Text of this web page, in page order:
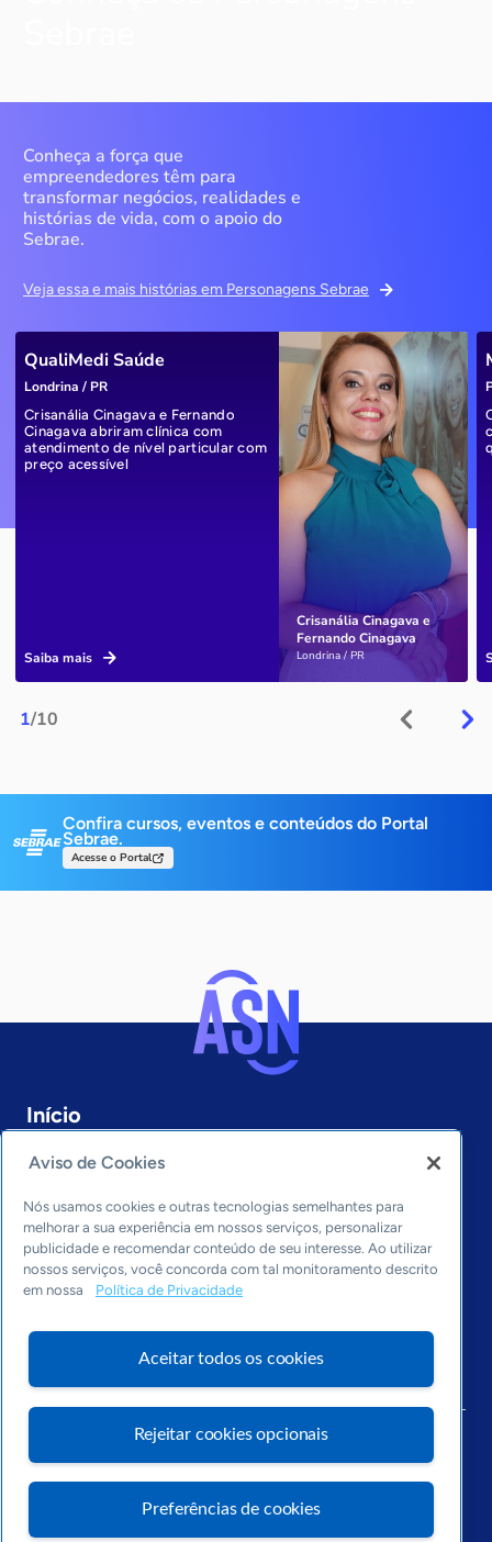
Conheça a força que
empreendedores têm para
transformar negócios, realidades e
histórias de vida, com o apoio do
Sebrae.
Veja essa e mais histórias em Personagens Sebrae
1/10
Crisanália Cinagava e
Fernando Cinagava
Londrina / PR
QualiMedi Saúde
Londrina / PR
Crisanália Cinagava e Fernando
Cinagava abriram clínica com
atendimento de nível particular com
preço acessível
Saiba mais
Confira cursos, eventos e conteúdos do Portal
Sebrae.
Acesse o Portal
Início
Sobre a ASN
Últimas notícias
Entre em contato
Editorias
Economia & Política
Cultura empreendedora
Arquivo
Aviso de Cookies
Nós usamos cookies e outras tecnologias semelhantes para
melhorar a sua experiência em nossos serviços, personalizar
publicidade e recomendar conteúdo de seu interesse. Ao utilizar
nossos serviços, você concorda com tal monitoramento descrito
em nossa
Política de Privacidade
Aceitar todos os cookies
Rejeitar cookies opcionais
Preferências de cookies